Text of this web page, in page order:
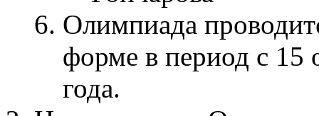
Олимпиада
форме в период с 15
года.